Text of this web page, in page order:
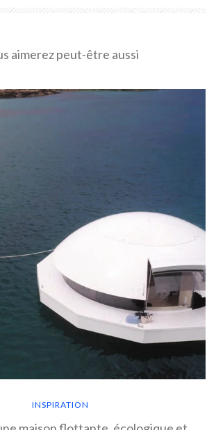
aimerez peut-être aussi
INSPIRATION